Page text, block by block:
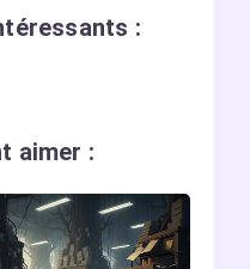
:
aimer :